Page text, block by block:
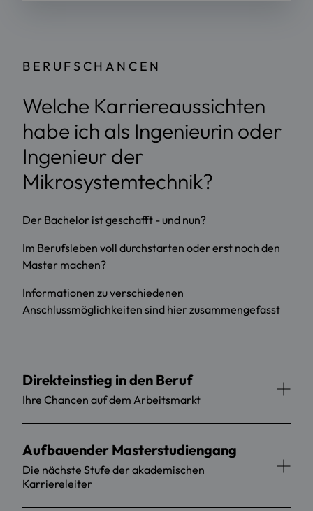
BERUFSCHANCEN
Welche Karriereaussichten
habe ich als Ingenieurin oder
Ingenieur der
Mikrosystemtechnik?
Der Bachelor ist geschafft - und nun?
Im Berufsleben voll durchstarten oder erst noch den
Master machen?
Informationen zu verschiedenen
Anschlussmöglichkeiten sind hier zusammengefasst
Direkteinstieg in den Beruf
Ihre Chancen auf dem Arbeitsmarkt
Aufbauender Masterstudiengang
Die nächste Stufe der akademischen
Karriereleiter